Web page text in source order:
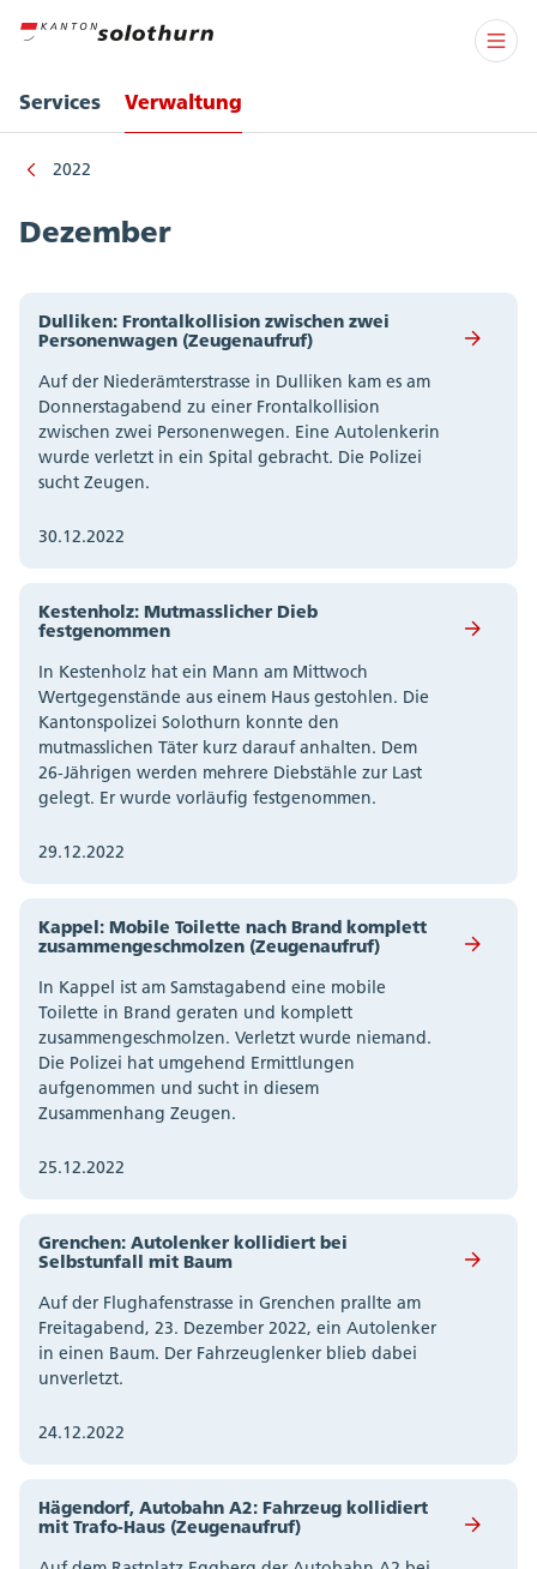
Services Verwaltung
2022
Dezember
Dulliken: Frontalkollision zwischen zwei
Personenwagen (Zeugenaufruf)
Auf der Niederämterstrasse in Dulliken kam es am
Donnerstagabend zu einer Frontalkollision
zwischen zwei Personenwegen. Eine Autolenkerin
wurde verletzt in ein Spital gebracht. Die Polizei
sucht Zeugen.
30.12.2022
Kestenholz: Mutmasslicher Dieb
festgenommen
In Kestenholz hat ein Mann am Mittwoch
Wertgegenstände aus einem Haus gestohlen. Die
Kantonspolizei Solothurn konnte den
mutmasslichen Täter kurz darauf anhalten. Dem
26-Jährigen werden mehrere Diebstähle zur Last
gelegt. Er wurde vorläufig festgenommen.
29.12.2022
Kappel: Mobile Toilette nach Brand komplett
zusammengeschmolzen (Zeugenaufruf)
In Kappel ist am Samstagabend eine mobile
Toilette in Brand geraten und komplett
zusammengeschmolzen. Verletzt wurde niemand.
Die Polizei hat umgehend Ermittlungen
aufgenommen und sucht in diesem
Zusammenhang Zeugen.
25.12.2022
Grenchen: Autolenker kollidiert bei
Selbstunfall mit Baum
Auf der Flughafenstrasse in Grenchen prallte am
Freitagabend, 23. Dezember 2022, ein Autolenker
in einen Baum. Der Fahrzeuglenker blieb dabei
unverletzt.
24.12.2022
Hägendorf, Autobahn A2: Fahrzeug kollidiert
mit Trafo-Haus (Zeugenaufruf)